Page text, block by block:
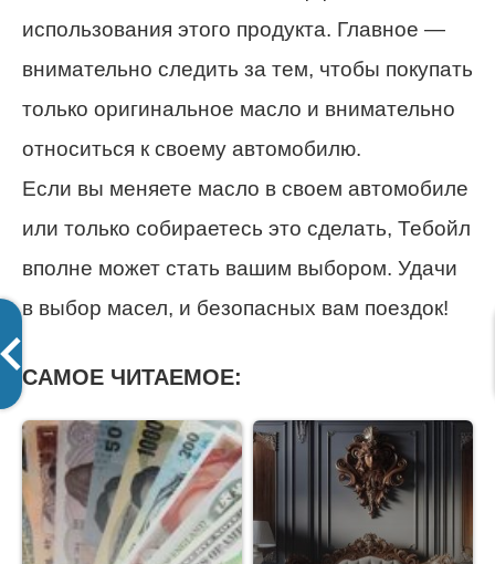
использования этого продукта. Главное —
внимательно следить за тем, чтобы покупать
только оригинальное масло и внимательно
относиться к своему автомобилю.
Если вы меняете масло в своем автомобиле
или только собираетесь это сделать, Тебойл
вполне может стать вашим выбором. Удачи
в выбор масел, и безопасных вам поездок!
САМОЕ ЧИТАЕМОЕ: